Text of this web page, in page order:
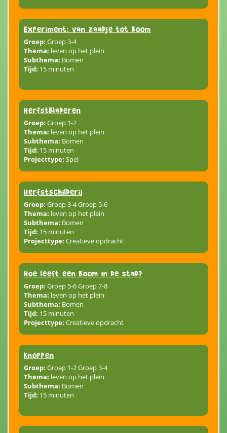
Experiment: van zaadje tot boom
Groep: Groep 3-4
Thema: leven op het plein
Subthema: Bomen
Tijd: 15 minuten
Herfstbladeren
Groep: Groep 1-2
Thema: leven op het plein
Subthema: Bomen
Tijd: 15 minuten
Projecttype: Spel
Herfstschilderij
Groep: Groep 3-4 Groep 5-6
Thema: leven op het plein
Subthema: Bomen
Tijd: 15 minuten
Projecttype: Creatieve opdracht
Hoe leeft een boom in de stad?
Groep: Groep 5-6 Groep 7-8
Thema: leven op het plein
Subthema: Bomen
Tijd: 15 minuten
Projecttype: Creatieve opdracht
Knoppen
Groep: Groep 1-2 Groep 3-4
Thema: leven op het plein
Subthema: Bomen
Tijd: 15 minuten